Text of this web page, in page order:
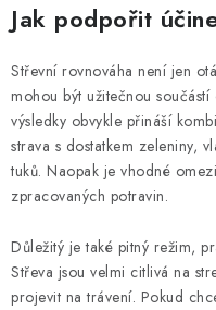
Jak podpořit
Střevní rovnováha není jen
mohou být užitečnou
výsledky obvykle přináší
strava s dostatkem zeleniny,
tuků. Naopak je vhodné
zpracovaných potravin.
Důležitý je také pitný režim,
Střeva jsou velmi citlivá na
projevit na trávení. Pokud